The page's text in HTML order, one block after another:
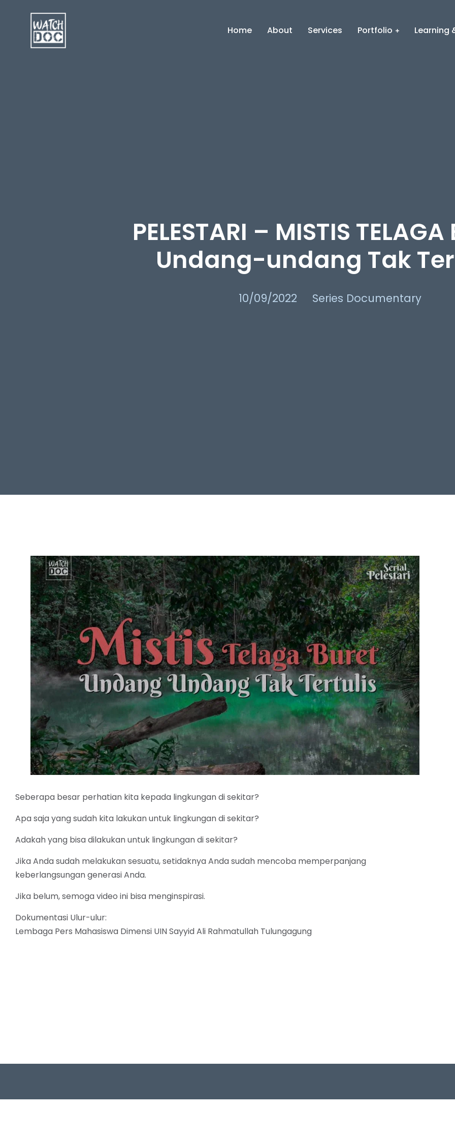
Home About Services Portfolio Learning
PELESTARI – MISTIS TELAGA
Undang-undang Tak
10/09/2022 Series Documentary
Seberapa besar perhatian kita kepada lingkungan di sekitar?
Apa saja yang sudah kita lakukan untuk lingkungan di sekitar?
Adakah yang bisa dilakukan untuk lingkungan di sekitar?
Jika Anda sudah melakukan sesuatu, setidaknya Anda sudah mencoba memperpanjang
keberlangsungan generasi Anda.
Jika belum, semoga video ini bisa menginspirasi.
Dokumentasi Ulur-ulur:
Lembaga Pers Mahasiswa Dimensi UIN Sayyid Ali Rahmatullah Tulungagung